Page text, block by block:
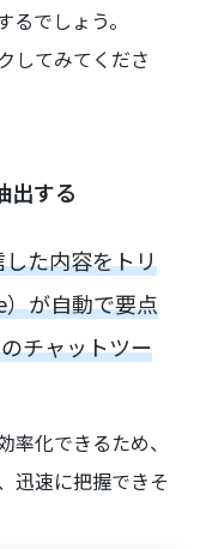
でしょう。
してみてくださ
出する
た内容をトリ
が自動で要点
チャットツー
化できるため、
迅速に把握できそ